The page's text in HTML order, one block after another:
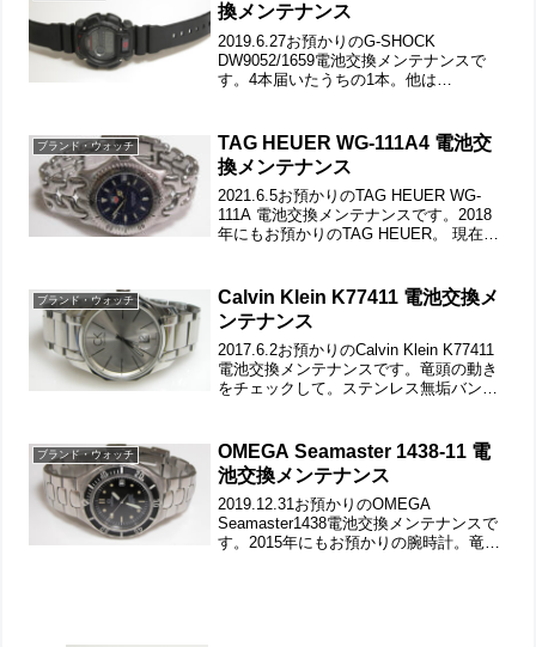
換メンテナンス
2019.6.27お預かりのG-SHOCK
DW9052/1659電池交換メンテナンスで
す。4本届いたうちの1本。他は
革の状態もチェックします。裏蓋は4本...
ブランド・ウォッチ
TAG HEUER WG-111A4 電池交
換メンテナンス
2021.6.5お預かりのTAG HEUER WG-
111A 電池交換メンテナンスです。2018
年にもお預かりのTAG HEUER。 現在は
ブルロック。微調整位置をチェ...
ブランド・ウォッチ
Calvin Klein K77411 電池交換メ
ンテナンス
2017.6.2お預かりのCalvin Klein K77411
電池交換メンテナンスです。竜頭の動き
をチェックして。ステンレス無垢バンド
て。裏蓋を開けるとスペーサー...
ブランド・ウォッチ
OMEGA Seamaster 1438-11 電
池交換メンテナンス
2019.12.31お預かりのOMEGA
Seamaster1438電池交換メンテナンスで
す。2015年にもお預かりの腕時計。竜頭